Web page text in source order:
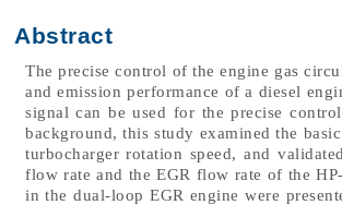
Abstract
The precise control of the engine gas
and emission performance of a diesel
signal can be used for the precise
background, this study examined the
turbocharger rotation speed, and
flow rate and the EGR flow rate of the
in the dual-loop EGR engine were